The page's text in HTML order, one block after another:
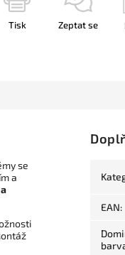
Tisk Zeptat se
se
a
EAN: